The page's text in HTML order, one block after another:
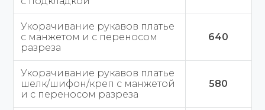
Укорачивание рукавов платье
с манжетом и с переносом
разреза
640
Укорачивание рукавов платье
шелк/шифон/креп с манжетой
и с переносом разреза
580